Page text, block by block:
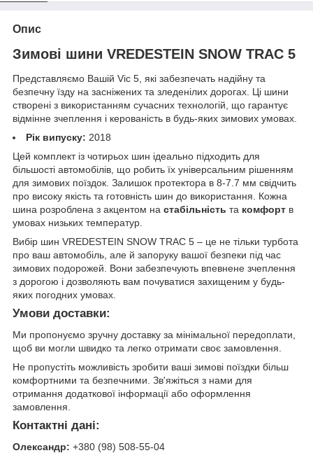
Опис
Зимові шини VREDESTEIN SNOW TRAC 5
Представляємо Вашій Vіc 5, які забезпечать надійну та
безпечну їзду на засніжених та зледенілих дорогах. Ці шини
створені з використанням сучасних технологій, що гарантує
відмінне зчеплення і керованість в будь-яких зимових умовах.
Рік випуску: 2018
Цей комплект із чотирьох шин ідеально підходить для
більшості автомобілів, що робить їх універсальним рішенням
для зимових поїздок. Залишок протектора в 8-7.7 мм свідчить
про високу якість та готовність шин до використання. Кожна
шина розроблена з акцентом на стабільність та комфорт в
умовах низьких температур.
Вибір шин VREDESTEIN SNOW TRAC 5 – це не тільки турбота
про ваш автомобіль, але й запоруку вашої безпеки під час
зимових подорожей. Вони забезпечують впевнене зчеплення
з дорогою і дозволяють вам почуватися захищеним у будь-
яких погодних умовах.
Умови доставки:
Ми пропонуємо зручну доставку за мінімальної передоплати,
щоб ви могли швидко та легко отримати своє замовлення.
Не пропустіть можливість зробити ваші зимові поїздки більш
комфортними та безпечними. Зв'яжіться з нами для
отримання додаткової інформації або оформлення
замовлення.
Контактні дані:
Олександр: +380 (98) 508-55-04